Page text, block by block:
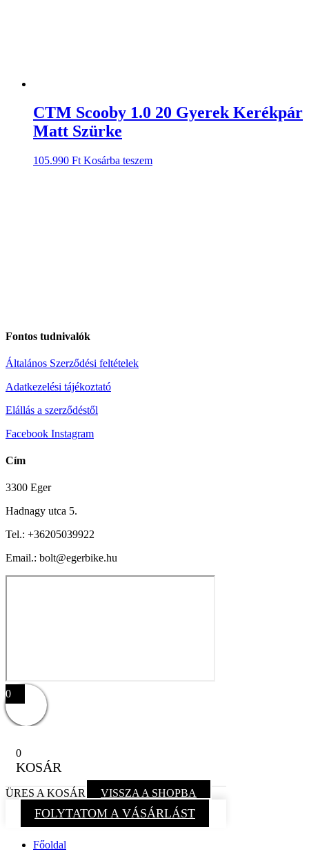
CTM Scooby 1.0 20 Gyerek Kerékpár
Matt Szürke
105.990 Ft Kosárba teszem
Fontos tudnivalók
Általános Szerződési feltételek
Adatkezelési tájékoztató
Elállás a szerződéstől
Facebook Instagram
Cím
3300 Eger
Hadnagy utca 5.
Tel.: +36205039922
Email.: bolt@egerbike.hu
0
0
KOSÁR
ÜRES A KOSÁR VISSZA A SHOPBA
FOLYTATOM A VÁSÁRLÁST
Főoldal